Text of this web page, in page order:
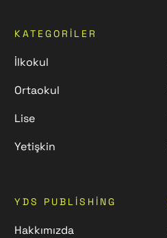
KATEGORILER
İlkokul
Ortaokul
Lise
Yetişkin
YDS PUBLISHING
Hakkımızda